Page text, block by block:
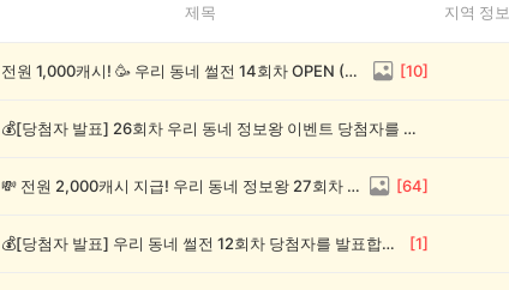
제목 지역 정보
전원 1,000캐시! 🥳 우리 동네 썰전 14회차 OPEN (~8/17) [10]
💰[당첨자 발표] 26회차 우리 동네 정보왕 이벤트 당첨자를 발표합니다!
💸 전원 2,000캐시 지급! 우리 동네 정보왕 27회차 (~8/10) [64]
💰[당첨자 발표] 우리 동네 썰전 12회차 당첨자를 발표합니다! [1]